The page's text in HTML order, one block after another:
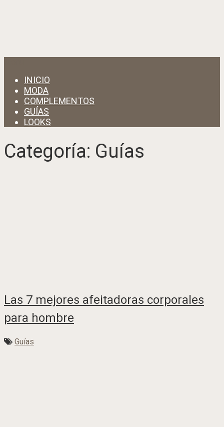
INICIO
MODA
COMPLEMENTOS
GUÍAS
LOOKS
Categoría: Guías
Las 7 mejores afeitadoras corporales
para hombre
Guías